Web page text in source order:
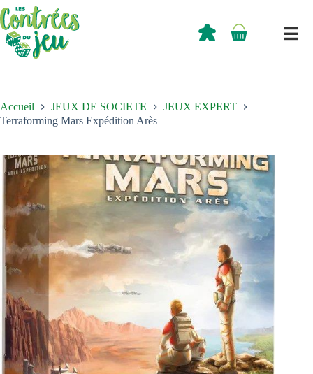
Passer
au
contenu
Panier
0,00
Accueil JEUX DE SOCIETE
JEUX EXPERT
Terraforming Mars Expédition Arès